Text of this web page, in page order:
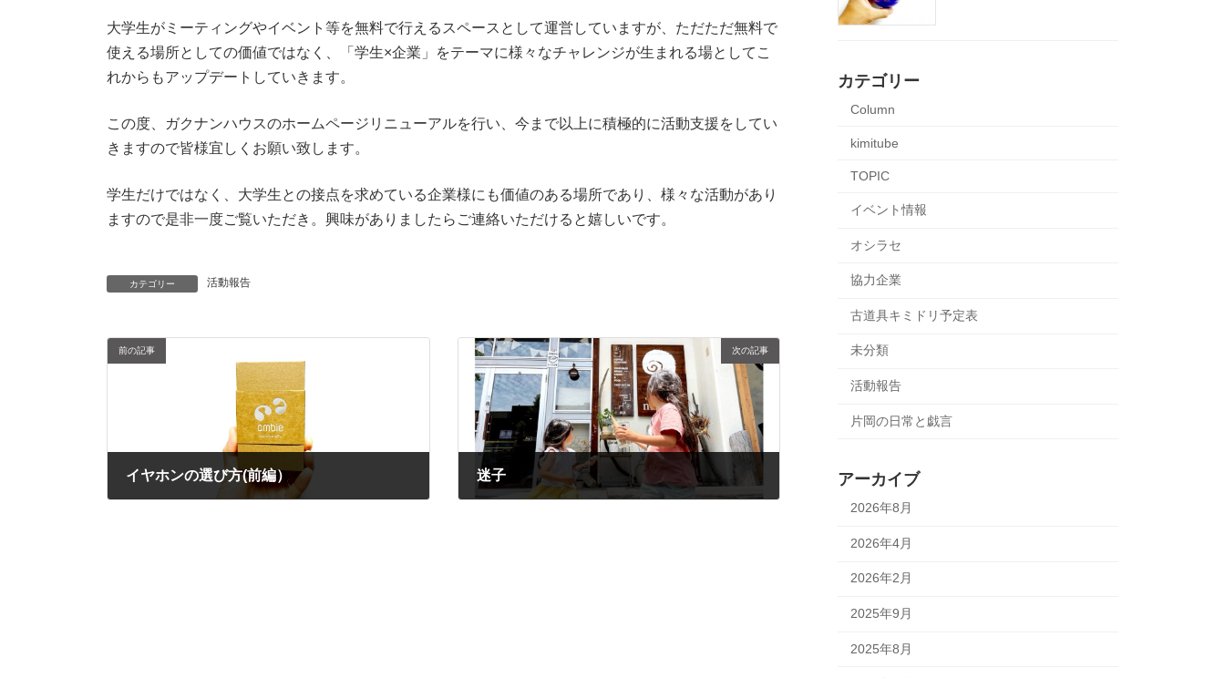
大学生がミーティングやイベント等を無料で行えるスペースとして運営していますが、ただただ無料で
使える場所としての価値ではなく、「学生×企業」をテーマに様々なチャレンジが生まれる場としてこ
れからもアップデートしていきます。
この度、ガクナンハウスのホームページリニューアルを行い、今まで以上に積極的に活動支援をしてい
きますので皆様宜しくお願い致します。
学生だけではなく、大学生との接点を求めている企業様にも価値のある場所であり、様々な活動があり
ますので是非一度ご覧いただき。興味がありましたらご連絡いただけると嬉しいです。
カテゴリー 活動報告
前の記事
イヤホンの選び方(前編）
次の記事
迷子
カテゴリー
Column
kimitube
TOPIC
イベント情報
オシラセ
協力企業
古道具キミドリ予定表
未分類
活動報告
片岡の日常と戯言
アーカイブ
2026年8月
2026年4月
2026年2月
2025年9月
2025年8月